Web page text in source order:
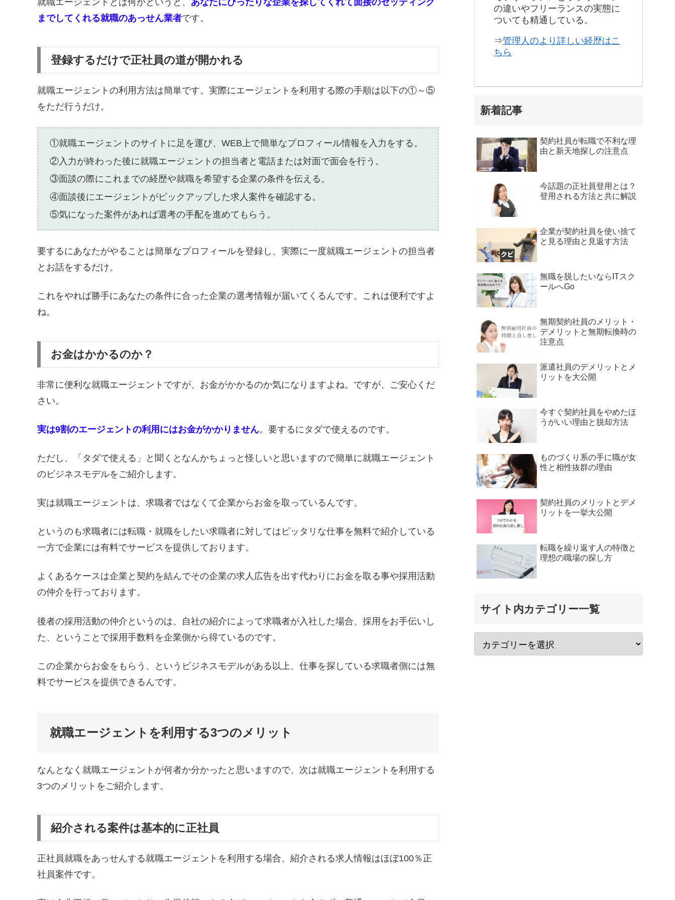
就職エージェントとは何かというと、 あなたにぴったりな企業を探してくれて面接のセッティング
までしてくれる就職のあっせん業者です。
登録するだけで正社員の道が開かれる
就職エージェントの利用方法は簡単です。実際にエージェントを利用する際の手順は以下の①～⑤
をただ行うだけ。
①就職エージェントのサイトに足を運び、WEB上で簡単なプロフィール情報を入力をする。
②入力が終わった後に就職エージェントの担当者と電話または対面で面会を行う。
③面談の際にこれまでの経歴や就職を希望する企業の条件を伝える。
④面談後にエージェントがピックアップした求人案件を確認する。
⑤気になった案件があれば選考の手配を進めてもらう。
要するにあなたがやることは簡単なプロフィールを登録し、実際に一度就職エージェントの担当者
とお話をするだけ。
これをやれば勝手にあなたの条件に合った企業の選考情報が届いてくるんです。これは便利ですよ
ね。
お金はかかるのか？
非常に便利な就職エージェントですが、お金がかかるのか気になりますよね。ですが、ご安心くだ
さい。
実は9割のエージェントの利用にはお金がかかりません。要するにタダで使えるのです。
ただし、「タダで使える」と聞くとなんかちょっと怪しいと思いますので簡単に就職エージェント
のビジネスモデルをご紹介します。
実は就職エージェントは、求職者ではなくて企業からお金を取っているんです。
というのも求職者には転職・就職をしたい求職者に対してはピッタリな仕事を無料で紹介している
一方で企業には有料でサービスを提供しております。
よくあるケースは企業と契約を結んでその企業の求人広告を出す代わりにお金を取る事や採用活動
の仲介を行っております。
後者の採用活動の仲介というのは、自社の紹介によって求職者が入社した場合、採用をお手伝いし
た、ということで採用手数料を企業側から得ているのです。
この企業からお金をもらう、というビジネスモデルがある以上、仕事を探している求職者側には無
料でサービスを提供できるんです。
就職エージェントを利用する3つのメリット
なんとなく就職エージェントが何者か分かったと思いますので、次は就職エージェントを利用する
3つのメリットをご紹介します。
紹介される案件は基本的に正社員
正社員就職をあっせんする就職エージェントを利用する場合、紹介される求人情報はほぼ100％正
社員案件です。
の違いやフリーランスの実態に
ついても精通している。
⇒管理人のより詳しい経歴はこ
ちら
新着記事
契約社員が転職で不利な理
由と新天地探しの注意点
今話題の正社員登用とは？
登用される方法と共に解説
企業が契約社員を使い捨て
と見る理由と見返す方法
無職を脱したいならITスク
ールへGo
無期契約社員のメリット・
デメリットと無期転換時の
注意点
派遣社員のデメリットとメ
リットを大公開
今すぐ契約社員をやめたほ
うがいい理由と脱却方法
ものづくり系の手に職が女
性と相性抜群の理由
契約社員のメリットとデメ
リットを一挙大公開
転職を繰り返す人の特徴と
理想の職場の探し方
サイト内カテゴリー一覧